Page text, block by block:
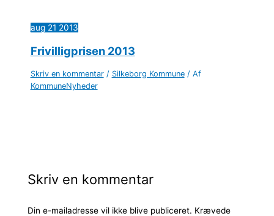
aug 21 2013
Frivilligprisen 2013
Skriv en kommentar / Silkeborg Kommune/ Af
KommuneNyheder
Skriv en kommentar
Din e-mailadresse vil ikke blive publiceret. Krævede